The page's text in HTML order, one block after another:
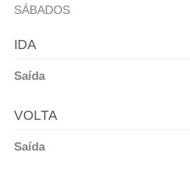
SÁBADOS
IDA
Saída
VOLTA
Saída